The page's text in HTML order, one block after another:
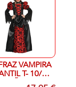
VAMPIRA
T- 10/12
AÑOS